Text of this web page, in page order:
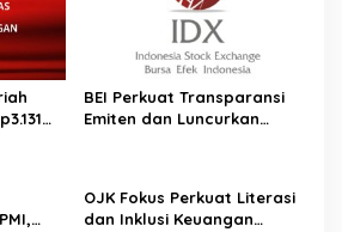
BEI Perkuat Transparansi
Emiten dan Luncurkan
OJK Fokus Perkuat Literasi
dan Inklusi Keuangan